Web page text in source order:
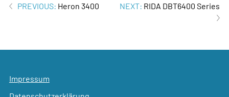
Beitrags-
PREVIOUS: Heron 3400 NEXT: RIDA DBT6400 Series
Impressum